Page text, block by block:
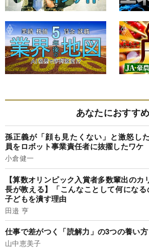
あなたにおすすめ
孫正義が「顔も見たくない」と激怒し
員をロボット事業責任者に抜擢したワケ
小倉健一
【算数オリンピック入賞者多数輩出のカ
長が教える】「こんなことして何にな
子どもを潰す理由
田邉 亨
仕事で差がつく「読解力」の3つの養い方
山中恵美子